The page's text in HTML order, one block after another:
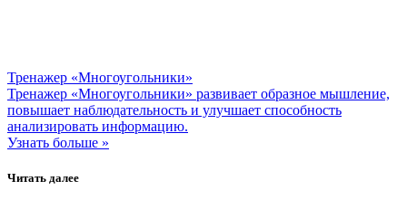
Тренажер «Многоугольники»
Тренажер «Многоугольники» развивает образное мышление,
повышает наблюдательность и улучшает способность
анализировать информацию.
Узнать больше »
Читать далее